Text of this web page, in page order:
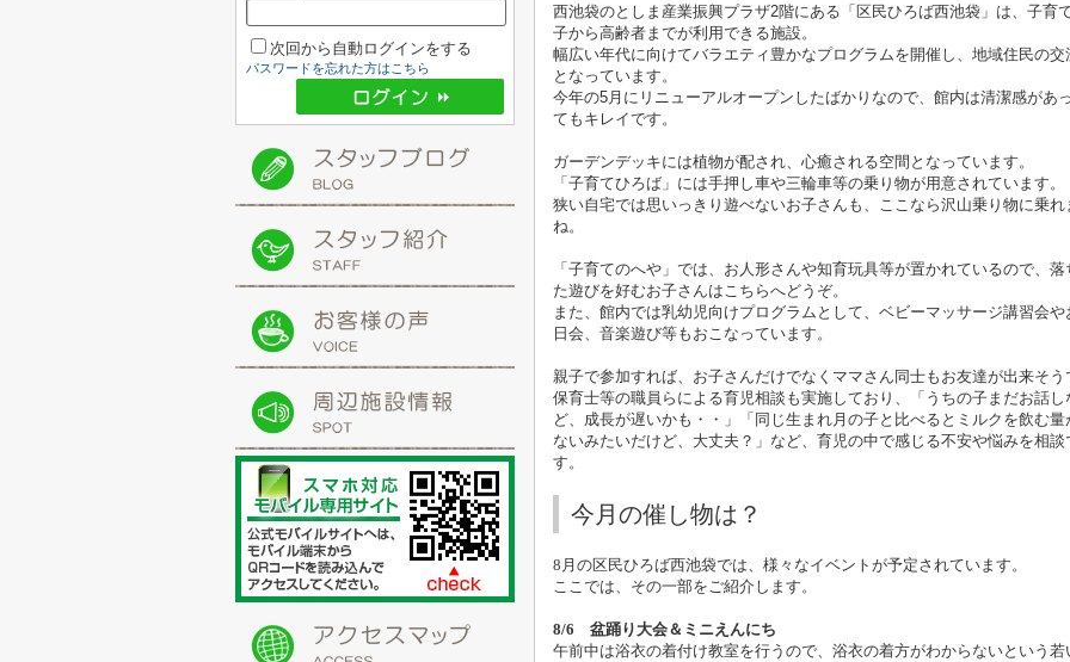
西池袋のとしま産業振興プラザ2階にある「区民ひろば西池袋」は、子育
子から高齢者までが利用できる施設。
幅広い年代に向けてバラエティ豊かなプログラムを開催し、地域住民の交
となっています。
今年の5月にリニューアルオープンしたばかりなので、館内は清潔感があ
てもキレイです。
ガーデンデッキには植物が配され、心癒される空間となっています。
「子育てひろば」には手押し車や三輪車等の乗り物が用意されています。
狭い自宅では思いっきり遊べないお子さんも、ここなら沢山乗り物に乗れ
ね。
「子育てのへや」では、お人形さんや知育玩具等が置かれているので、落
た遊びを好むお子さんはこちらへどうぞ。
また、館内では乳幼児向けプログラムとして、ベビーマッサージ講習会や
日会、音楽遊び等もおこなっています。
親子で参加すれば、お子さんだけでなくママさん同士もお友達が出来そう
保育士等の職員らによる育児相談も実施しており、「うちの子まだお話し
ど、成長が遅いかも・・」「同じ生まれ月の子と比べるとミルクを飲む量
ないみたいだけど、大丈夫？」など、育児の中で感じる不安や悩みを相談
す。
今月の催し物は？
8 月の区民ひろば西池袋では、様々なイベントが予定されています。
ここでは、その一部をご紹介します。
8/6 盆踊り大会＆ミニえんにち
午前中は浴衣の着付け教室を行うので、浴衣の着方がわからないという若
次回から自動ログインをする
パスワードを忘れた方はこちら